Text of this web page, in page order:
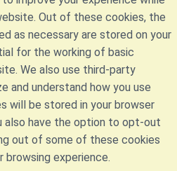
Out of these cookies, the
as necessary are stored on your
for the working of basic
We also use third-party
and understand how you use
will be stored in your browser
also have the option to opt-out
out of some of these cookies
browsing experience.